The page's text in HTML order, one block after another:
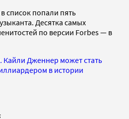
список попали пять
Десятка самых
по версии Forbes — в
Кайли Дженнер может стать
в истории